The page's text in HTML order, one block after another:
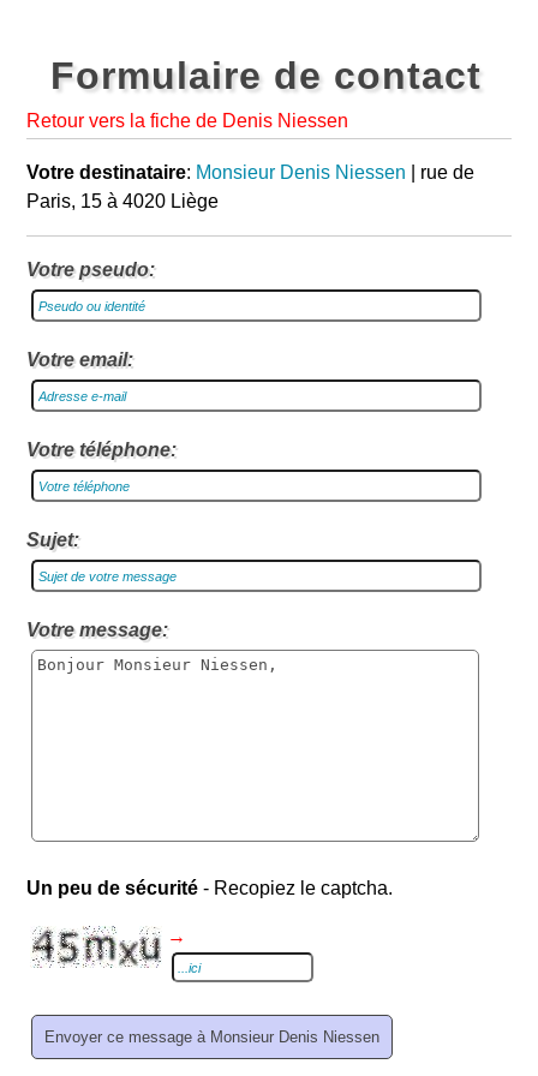
Formulaire de contact
Retour vers la fiche de Denis Niessen
Votre destinataire: Monsieur Denis Niessen | rue de
Paris, 15 à 4020 Liège
Votre pseudo:
Votre email:
Votre téléphone:
Sujet:
Votre message:
Un peu de sécurité - Recopiez le captcha.
→